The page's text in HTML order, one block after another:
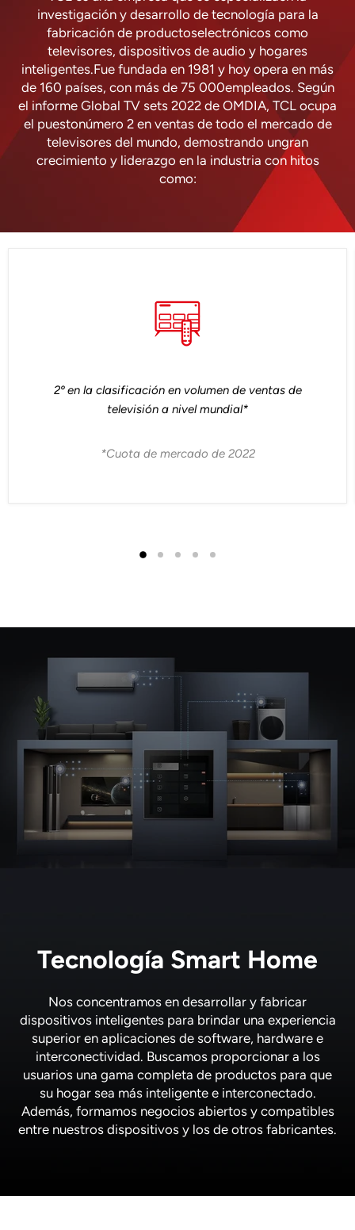
investigación y desarrollo de tecnología para la
fabricación de productoselectrónicos como
televisores, dispositivos de audio y hogares
inteligentes.Fue fundada en 1981 y hoy opera en más
de 160 países, con más de 75 000empleados. Según
el informe Global TV sets 2022 de OMDIA, TCL ocupa
el puestonúmero 2 en ventas de todo el mercado de
televisores del mundo, demostrando ungran
crecimiento y liderazgo en la industria con hitos
como:
2º en la clasificación en volumen de ventas de
televisión a nivel mundial*
*Cuota de mercado de 2022
Tecnología Smart Home
Nos concentramos en desarrollar y fabricar
dispositivos inteligentes para brindar una experiencia
superior en aplicaciones de software, hardware e
interconectividad. Buscamos proporcionar a los
usuarios una gama completa de productos para que
su hogar sea más inteligente e interconectado.
Además, formamos negocios abiertos y compatibles
entre nuestros dispositivos y los de otros fabricantes.